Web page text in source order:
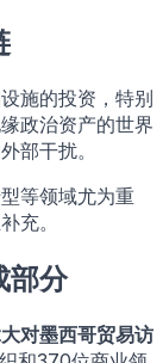
施的投资，特别
政治资产的世界
部干扰。
等领域尤为重
充。
部分
对墨西哥贸易访